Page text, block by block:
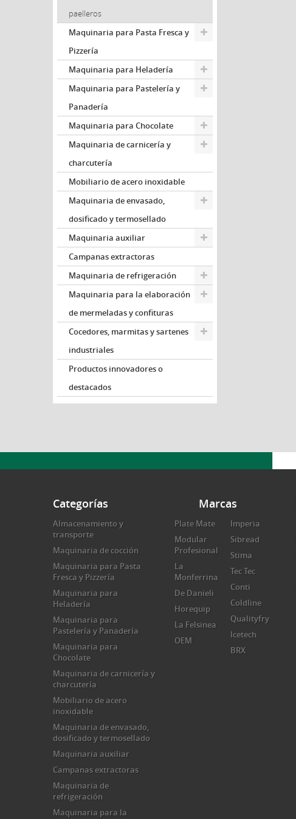
paelleros
Maquinaria para Pasta Fresca y
Pizzería
Maquinaria para Heladería
Maquinaria para Pastelería y
Panadería
Maquinaria para Chocolate
Maquinaria de carnicería y
charcutería
Mobiliario de acero inoxidable
Maquinaria de envasado,
dosificado y termosellado
Maquinaria auxiliar
Campanas extractoras
Maquinaria de refrigeración
Maquinaria para la elaboración
de mermeladas y confituras
Cocedores, marmitas y sartenes
industriales
Productos innovadores o
destacados
Categorías
Almacenamiento y
transporte
Maquinaria de cocción
Maquinaria para Pasta
Fresca y Pizzería
Maquinaria para
Heladería
Maquinaria para
Pastelería y Panadería
Maquinaria para
Chocolate
Maquinaria de carnicería y
charcutería
Mobiliario de acero
inoxidable
Maquinaria de envasado,
dosificado y termosellado
Maquinaria auxiliar
Campanas extractoras
Maquinaria de
refrigeración
Maquinaria para la
Marcas
Plate Mate
Modular
Profesional
La
Monferrina
De Danieli
Horequip
La Felsinea
OEM
Imperia
Sibread
Stima
Tec Tec
Conti
Coldline
Qualityfry
Icetech
BRX